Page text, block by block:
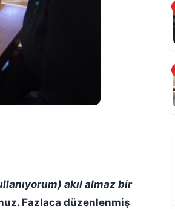
akıl almaz bir
Fazlaca düzenlenmiş